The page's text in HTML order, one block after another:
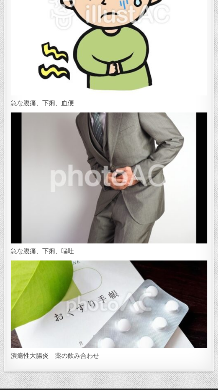
急な腹痛、下痢、血便
急な腹痛、下痢、嘔吐
潰瘍性大腸炎 薬の飲み合わせ